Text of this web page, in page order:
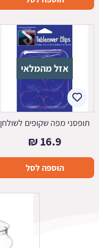
אזל מהמלאי
תופסני מפה שקופים לשולחן
16.9
₪
הוספה לסל